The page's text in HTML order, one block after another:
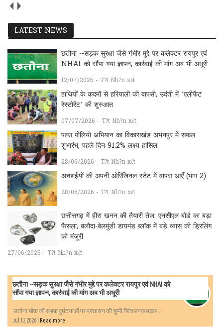
LATEST NEWS
छतौना --सड़क सुरक्षा जैसे गंभीर मुद्दे पर कलेक्टर रायपुर एवं
NHAI को सौंपा गया ज्ञापन, कार्रवाई की मांग अब भी अधूरी
12/07/2026 - T?t Nh?n xét
हाथियों के कदमों से हरियाली की वापसी, उदंती में ‘एलीफेंट
रेस्टोरेंट’ की शुरुआत
07/07/2026 - T?t Nh?n xét
पल्स पोलियो अभियान का विकासखंड अभनपुर में सफल
शुभारंभ, पहले दिन 91.2% लक्ष्य हासिल
28/06/2026 - T?t Nh?n xét
अच्छाईयों की अपनी ओरिजिनल स्टेट में वापस आएँ (भाग 2)
28/06/2026 - T?t Nh?n xét
छत्तीसगढ़ में हीरा खनन की तैयारी तेज: एनसीएल बोर्ड का बड़ा
फैसला, बलौदा-बेलमुंडी डायमंड ब्लॉक में बड़े व्यास की ड्रिलिंग
को मंजूरी
27/06/2026 - T?t Nh?n xét
छतौना --सड़क सुरक्षा जैसे गंभीर मुद्दे पर कलेक्टर रायपुर एवं NHAI को
सौंपा गया ज्ञापन, कार्रवाई की मांग अब भी अधूरी
छतौना चौक की सड़क दुर्घटनाओं पर प्रशासन की चुप्पी चिंताजनकसड़क...
Jul 12 2026 | Read more